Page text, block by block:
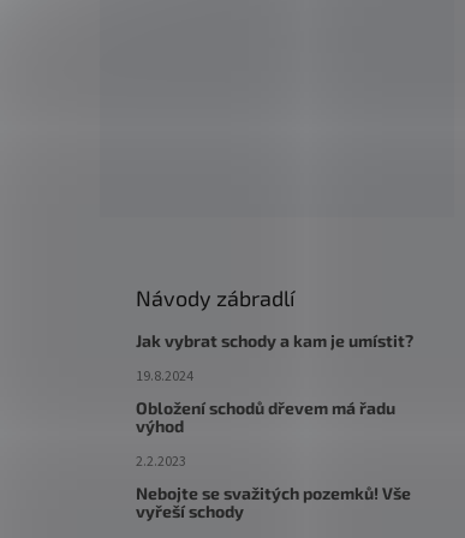
Návody zábradlí
Jak vybrat schody a kam je umístit?
19.8.2024
Obložení schodů dřevem má řadu
výhod
2.2.2023
Nebojte se svažitých pozemků! Vše
vyřeší schody